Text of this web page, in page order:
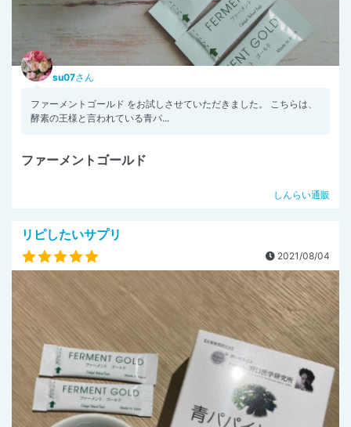
su07さん
ファーメントゴールド をお試しさせていただきました。 こちらは、
酵素の王様と言われている青パ...
ファーメントゴールド
しんらい通販
リピしたいサプリ
2021/08/04